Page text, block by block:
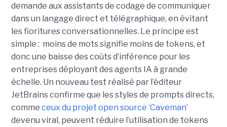
demande aux assistants de codage de communiquer
dans un langage direct et télégraphique, en évitant
les fioritures conversationnelles. Le principe est
simple : moins de mots signifie moins de tokens, et
donc une baisse des coûts d’inférence pour les
entreprises déployant des agents IA à grande
échelle. Un nouveau test réalisé par l’éditeur
JetBrains confirme que les styles de prompts directs,
comme ceux du projet open source ‘Caveman’
devenu viral, peuvent réduire l’utilisation de tokens